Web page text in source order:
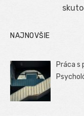
NAJNOVŠIE
Práca s